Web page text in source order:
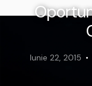
Iunie 22, 2015